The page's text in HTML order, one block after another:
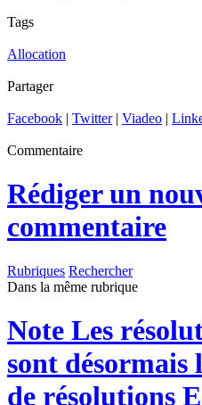
Tags
Allocation
Partager
Facebook | Twitter| Viadeo |
Commentaire
Rédiger un
commentaire
Rubriques Rechercher
Dans la même rubrique
Note Les
sont désormais
de résolutions